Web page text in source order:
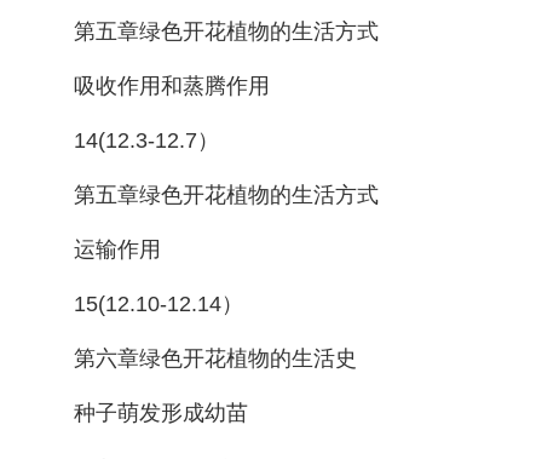
第五章绿色开花植物的生活方式
吸收作用和蒸腾作用
14(12.3-12.7）
第五章绿色开花植物的生活方式
运输作用
15(12.10-12.14）
第六章绿色开花植物的生活史
种子萌发形成幼苗